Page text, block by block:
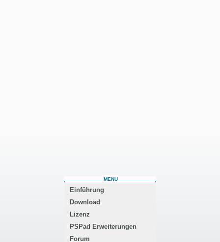
MENU
Einführung
Download
Lizenz
PSPad Erweiterungen
Forum